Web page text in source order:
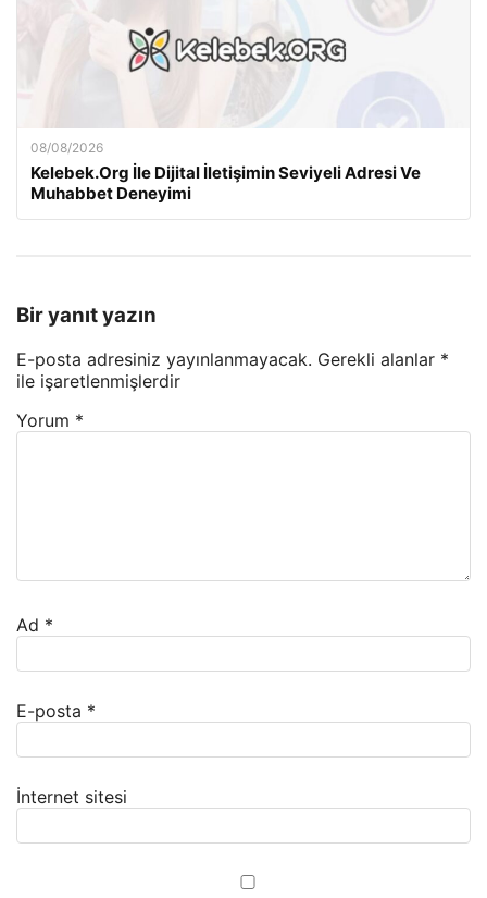
08/08/2026
Kelebek.Org İle Dijital İletişimin Seviyeli Adresi Ve
Muhabbet Deneyimi
Bir yanıt yazın
E-posta adresiniz yayınlanmayacak. Gerekli alanlar *
ile işaretlenmişlerdir
Yorum *
Ad *
E-posta *
İnternet sitesi